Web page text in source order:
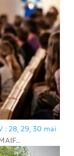
: 28, 29, 30 mai